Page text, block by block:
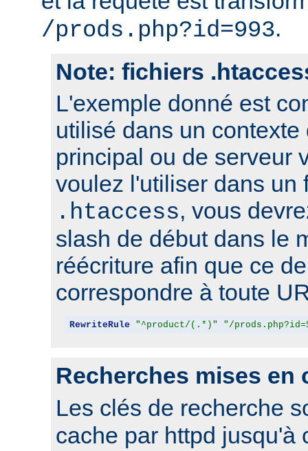
/prods.php?id=993.
Note: fichiers
L'exemple donné est
utilisé dans un contexte
principal ou de serveur
voulez l'utiliser dans un
.htaccess, vous
slash de début dans le
réécriture afin que ce
correspondre à toute
RewriteRule "^product/(.*)" "/
Recherches mises en
Les clés de recherche
cache par httpd jusqu'à